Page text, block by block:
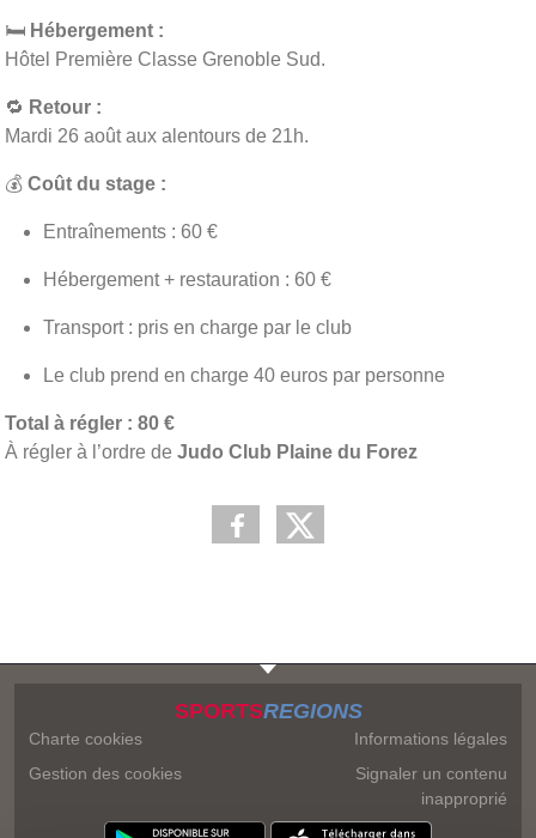
🛏 Hébergement :
Hôtel Première Classe Grenoble Sud.
🔁 Retour :
Mardi 26 août aux alentours de 21h.
💰 Coût du stage :
Entraînements : 60 €
Hébergement + restauration : 60 €
Transport : pris en charge par le club
Le club prend en charge 40 euros par personne
Total à régler : 80 €
À régler à l’ordre de Judo Club Plaine du Forez
SPORTSREGIONS
Charte cookies
Gestion des cookies
Informations légales
Signaler un contenu
inapproprié